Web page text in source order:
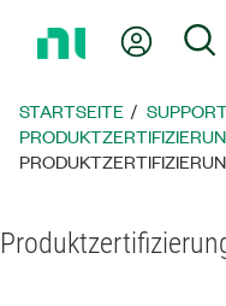
zur
Mein
STARTSEITE